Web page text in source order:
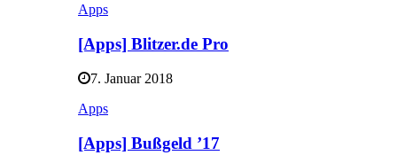
Apps
[Apps] Blitzer.de Pro
7. Januar 2018
Apps
[Apps] Bußgeld ’17